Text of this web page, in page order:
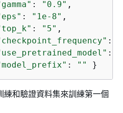
: "0.9" ,
: "1e-8" ,
: "5" ,
:
:
: "" }
和驗證資料集來訓練第一個